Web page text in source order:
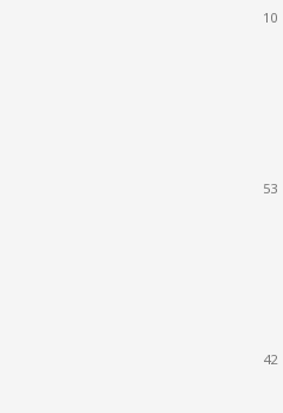
10
53
42